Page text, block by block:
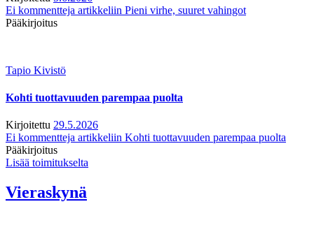
Ei kommentteja artikkeliin Pieni virhe, suuret vahingot
Pääkirjoitus
Tapio Kivistö
Kohti tuottavuuden parempaa puolta
Kirjoitettu 29.5.2026
Ei kommentteja artikkeliin Kohti tuottavuuden parempaa puolta
Pääkirjoitus
Lisää toimitukselta
Vieraskynä